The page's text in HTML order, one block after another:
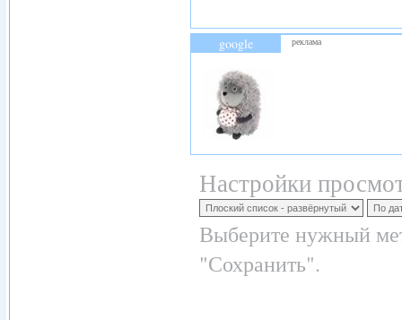
google реклама
Настройки
Выберите нужный
"Сохранить".